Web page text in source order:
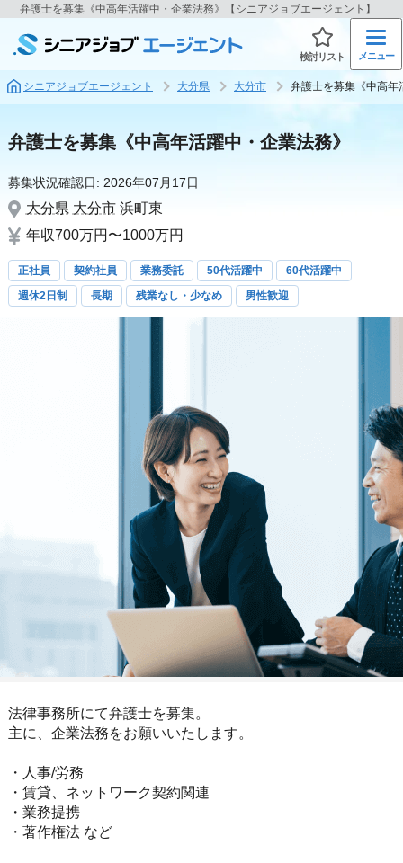
弁護士を募集《中高年活躍中・企業法務》【シニアジョブエージェント】
検討リスト メニュー
シニアジョブエージェント 大分県 大分市 弁護士を募集《中高年
弁護士を募集《中高年活躍中・企業法務》
募集状況確認日: 2026年07月17日
大分県 大分市 浜町東
年収700万円〜1000万円
正社員 契約社員 業務委託 50代活躍中
60代活躍中
週休2日制
長期 残業なし・少なめ 男性歓迎
法律事務所にて弁護士を募集。
主に、企業法務をお願いいたします。
・人事/労務
・賃貸、ネットワーク契約関連
・業務提携
・著作権法 など